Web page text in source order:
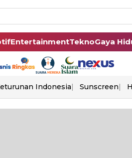
EntertainmentTeknoGaya
Indonesia Sunscreen